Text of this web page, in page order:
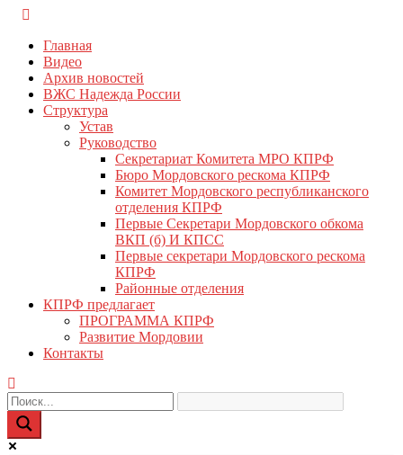
Перейти
содержимому
Главная
Видео
Архив новостей
ВЖС Надежда России
Структура
Устав
Руководство
Секретариат Комитета МРО КПРФ
Бюро Мордовского рескома КПРФ
Комитет Мордовского республиканского
отделения КПРФ
Первые Секретари Мордовского обкома
ВКП (б) И КПСС
Первые секретари Мордовского рескома
КПРФ
Районные отделения
КПРФ предлагает
ПРОГРАММА КПРФ
Развитие Мордовии
Контакты